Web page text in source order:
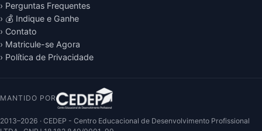
› Perguntas Frequentes
› 💰 Indique e Ganhe
› Contato
› Matricule-se Agora
› Política de Privacidade
MANTIDO POR
2013–2026 · CEDEP - Centro Educacional de Desenvolvimento Profissional